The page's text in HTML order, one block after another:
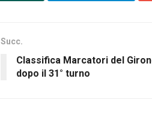
Succ.
Classifica Marcatori del
dopo il 31° turno